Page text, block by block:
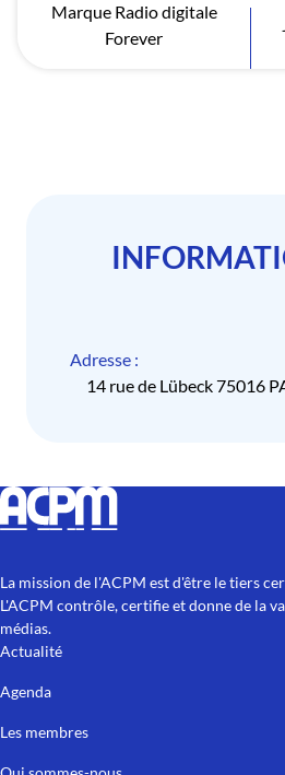
Marque Radio digitale
Forever
Adresse :
14 rue de Lübeck 75016
La mission de l'ACPM est d'être le tiers
L'ACPM contrôle, certifie et donne de la
médias.
Actualité
Agenda
Les membres